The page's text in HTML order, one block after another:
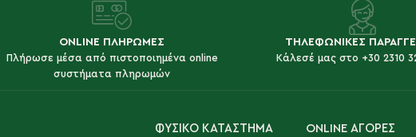
ONLINE ΠΛΗΡΩΜΕΣ
Πλήρωσε μέσα από πιστοποιημένα online
συστήματα πληρωμών
ΤΗΛΕΦΩΝΙΚΕΣ
Κάλεσέ μας στο +30 2310
ΦΥΣΙΚΟ ΚΑΤΑΣΤΗΜΑ
ONLINE ΑΓΟΡΕΣ